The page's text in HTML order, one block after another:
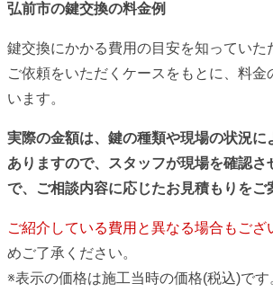
弘前市の鍵交換の料金例
鍵交換にかかる費用の目安を知っていた
ご依頼をいただくケースをもとに、料金
います。
実際の金額は、鍵の種類や現場の状況に
ありますので、スタッフが現場を確認さ
で、ご相談内容に応じたお見積もりをご
ご紹介している費用と異なる場合もござ
めご了承ください。
※表示の価格は施工当時の価格(税込)です